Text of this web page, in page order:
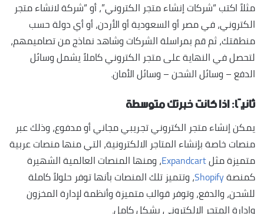
مثلاً اكتب “شركات إنشاء متجر الكتروني”، أو “شركة لانشاء متجر
الكتروني، في مصر أو السعودية أو الأردن، أو أي دولة حسب
منطقتك، ثم قم بمراسلة الشركات وشاهد نماذج من تصاميمهم،
لتحصل في النهاية على متجر الكتروني كاملاً يشمل وسائل
الدفع – وسائل الشحن – وسائل الأمان.
ثانيًا: اذا كانت خبرتك متوسطة
يمكن إنشاء متجر الكتروني تجريبي مجاني أو مدفوع، وذلك عبر
منصات خاصة بإنشاء المتاجر الالكترونية، التي منها منصات عربية
متميزة مثلExpandcart، ومنها المنصات العالمية الشهيرة
كمنصةShopify، وتتميز تلك المنصات بأنها توفر حلولاً كاملة
للشحن، والدفع، وتوفر قوالب متميزة وأنظمة لإدارة المخزون
وإدارة المتجر الإلكتروني بشكل كامل.